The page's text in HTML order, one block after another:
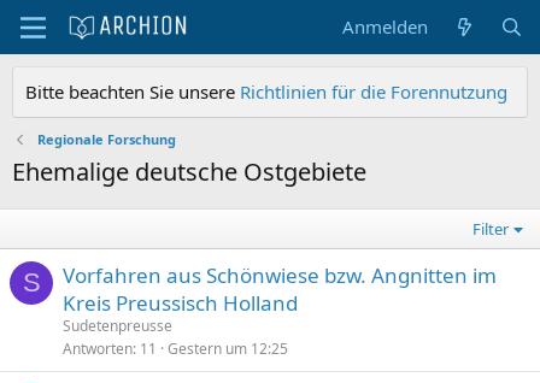
Anmelden
Bitte beachten Sie unsere Richtlinien für die Forennutzung
Regionale Forschung
Ehemalige deutsche Ostgebiete
Filter
S
Vorfahren aus Schönwiese bzw. Angnitten im
Kreis Preussisch Holland
Sudetenpreusse
Antworten 11 Gestern um 12:25